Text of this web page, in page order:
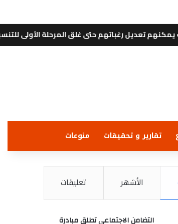
حتى غلق المرحلة الأولى للتنسيق
تقارير و تحقيقات منوعات
الأشهر تعليقات
التضامن الاجتماعي تطلق مبادرة